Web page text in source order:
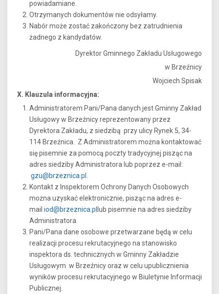
powiadamiane.
Otrzymanych dokumentów nie odsyłamy.
Nabór może zostać zakończony bez zatrudnienia
żadnego z kandydatów.
Dyrektor Gminnego Zakładu Usługowego
w Brzeźnicy
Wojciech Spisak
X. Klauzula informacyjna:
Administratorem Pani/Pana danych jest Gminny Zakład
Usługowy w Brzeźnicy reprezentowany przez
Dyrektora Zakładu, z siedzibą przy ulicy Rynek 5, 34-
114 Brzeźnica. Z Administratorem można kontaktować
się pisemnie za pomocą poczty tradycyjnej pisząc na
adres siedziby Administratora lub poprzez e-mail:
gzu@brzeznica.pl
Kontakt z Inspektorem Ochrony Danych Osobowych
można uzyskać elektronicznie, pisząc na adres e-
mail iod@brzeznica.pl lub pisemnie na adres siedziby
Administratora.
Pani/Pana dane osobowe przetwarzane będą w celu
realizacji procesu rekrutacyjnego na stanowisko
inspektora ds. technicznych w Gminny Zakładzie
Usługowym w Brzeźnicy oraz w celu upublicznienia
wyników procesu rekrutacyjnego w Biuletynie Informacji
Publicznej.